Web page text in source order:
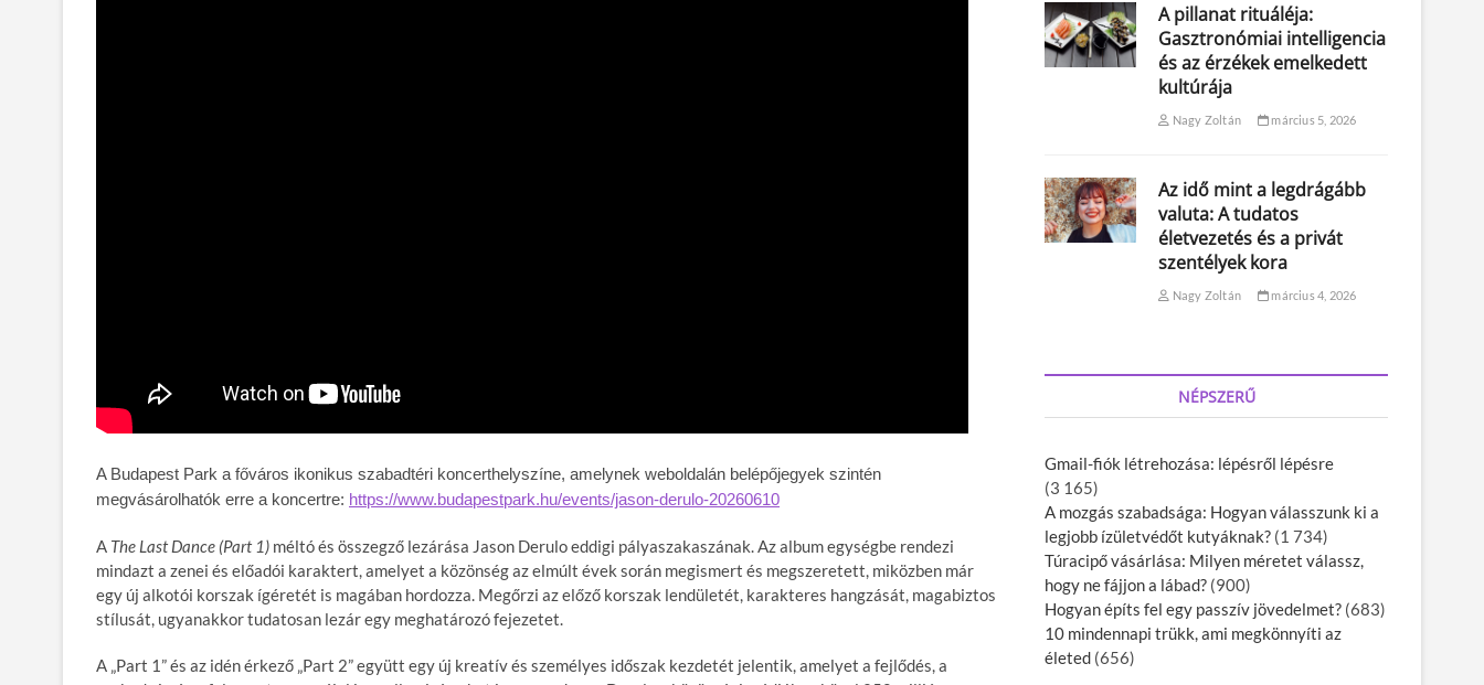
A Budapest Park a főváros ikonikus szabadtéri koncerthelyszíne, amelynek weboldalán belépőjegyek szintén
megvásárolhatók erre a koncertre: https://www.budapestpark.hu/events/jason-derulo-20260610
A The Last Dance (Part 1) méltó és összegző lezárása Jason Derulo eddigi pályaszakaszának. Az album egységbe rendezi
mindazt a zenei és előadói karaktert, amelyet a közönség az elmúlt évek során megismert és megszeretett, miközben már
egy új alkotói korszak ígéretét is magában hordozza. Megőrzi az előző korszak lendületét, karakteres hangzását, magabiztos
stílusát, ugyanakkor tudatosan lezár egy meghatározó fejezetet.
A „Part 1” és az idén érkező „Part 2” együtt egy új kreatív és személyes időszak kezdetét jelentik, amelyet a fejlődés, a
A pillanat rituáléja:
Gasztronómiai intelligencia
és az érzékek emelkedett
kultúrája
Nagy Zoltán március 5, 2026
Az idő mint a legdrágább
valuta: A tudatos
életvezetés és a privát
szentélyek kora
Nagy Zoltán március 4, 2026
NÉPSZERŰ
Gmail-fiók létrehozása: lépésről lépésre
(3 165)
A mozgás szabadsága: Hogyan válasszunk ki a
legjobb ízületvédőt kutyáknak? (1 734)
Túracipő vásárlása: Milyen méretet válassz,
hogy ne fájjon a lábad? (900)
Hogyan építs fel egy passzív jövedelmet? (683)
10 mindennapi trükk, ami megkönnyíti az
életed (656)